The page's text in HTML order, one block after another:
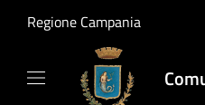
Regione Campania